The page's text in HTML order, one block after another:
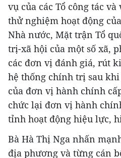
vụ của các Tổ công tác
thử nghiệm hoạt động
Nhà nước, Mặt trận Tổ
trị-xã hội của một số xã,
các đơn vị đánh giá, rút
hệ thống chính trị sau
của đơn vị hành chính
chức lại đơn vị hành
tỉnh hoạt động hiệu lực,
Bà Hà Thị Nga nhấn
địa phương và từng cán